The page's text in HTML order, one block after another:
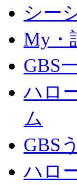
シー
My・
GBS
ハロ
ム
GBS
ハロ